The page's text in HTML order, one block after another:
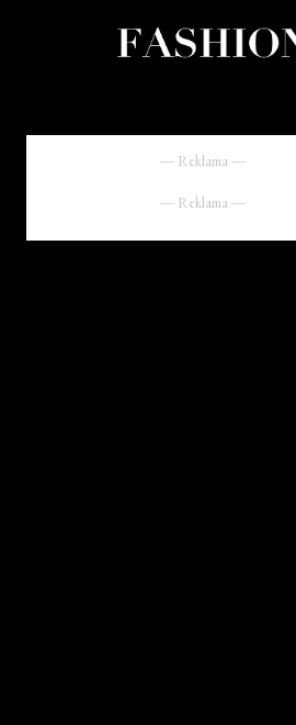
― Reklama ―
― Reklama ―